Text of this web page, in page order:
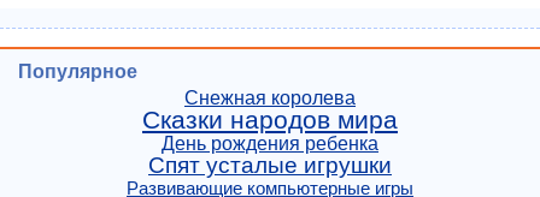
Популярное
Снежная королева
Сказки народов мира
День рождения ребенка
Спят усталые игрушки
Развивающие компьютерные игры